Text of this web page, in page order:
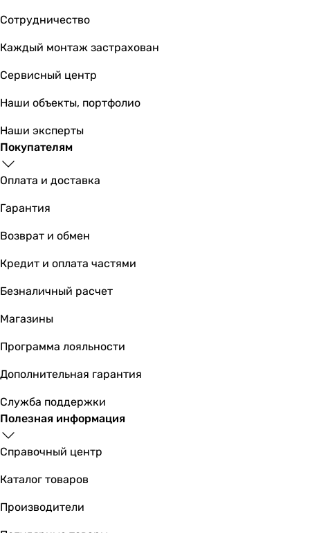
15 080 грн
8 266
Основные характеристики
Тип
инсталляция (с бачком)
инсталляция (с бачком)
инсталляция (с бачком)
инсталляция (с бачком)
инсталляция (с бачком)
инсталляция (с бачком)
инсталляция (с бачком)
Назначение инсталляции
для унитаза
для унитаза
для унитаза
Сотрудничество
Каждый монтаж застрахован
Сервисный центр
Наши объекты, портфолио
Наши эксперты
Покупателям
Оплата и доставка
Гарантия
Возврат и обмен
Кредит и оплата частями
Безналичный расчет
Магазины
Программа лояльности
Дополнительная гарантия
Служба поддержки
Полезная информация
Справочный центр
Каталог товаров
Производители